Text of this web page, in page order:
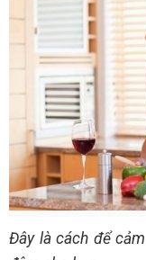
Đây là cách để